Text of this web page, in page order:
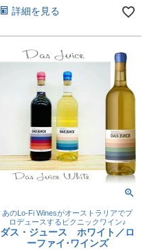
詳細を見る
あのLo-Fi Winesがオーストラリアでプ
ロデュースするピクニックワイン♪
ダス・ジュース ホワイト／ロ
ーファイ･ワインズ